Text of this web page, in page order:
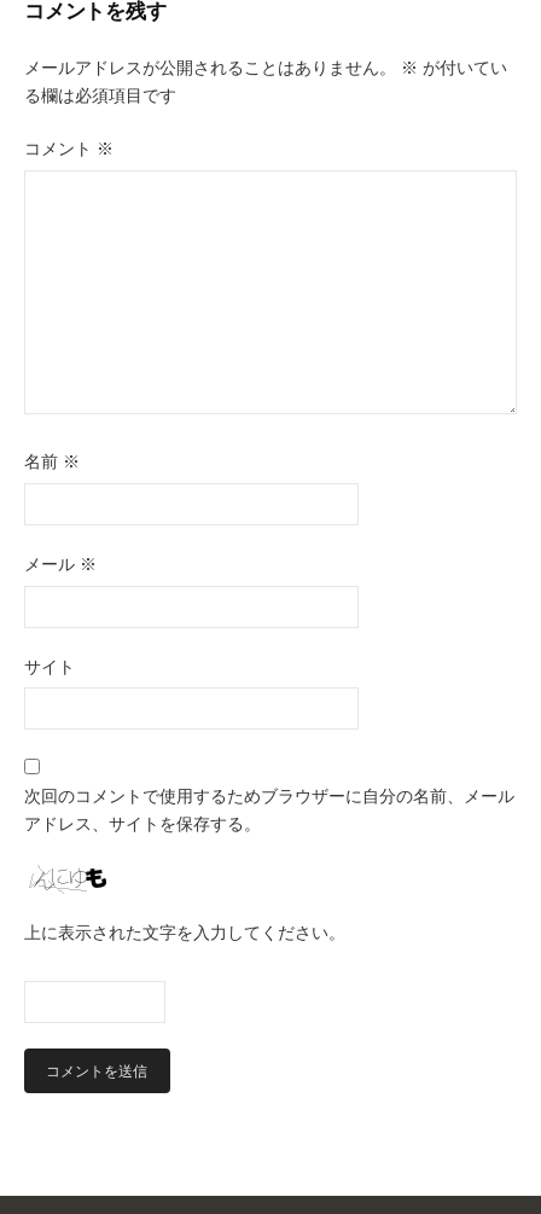
ビ
ゲ
ー
シ
コメントを残す
メールアドレスが公開されることはありません。 ※ が付いてい
る欄は必須項目です
コメント ※
名前 ※
メール ※
サイト
次回のコメントで使用するためブラウザーに自分の名前、メール
アドレス、サイトを保存する。
上に表示された文字を入力してください。